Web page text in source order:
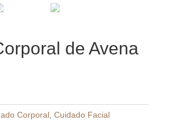
de Avena
Corporal, Cuidado Facial